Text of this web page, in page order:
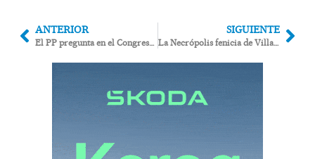
ANTERIOR
El PP pregunta en el Congreso por la “falta de mantenimiento” en la Autovía del Mediterráneo entre Antas y Los Gallardos
SIGUIENTE
La Necrópolis fenicia de Villaricos mejora su acceso con una inversión de 26.800 euros